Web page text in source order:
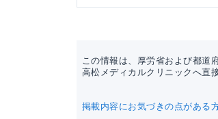
この情報は、厚労省および都道
高松メディカルクリニックへ直
掲載内容にお気づきの点がある